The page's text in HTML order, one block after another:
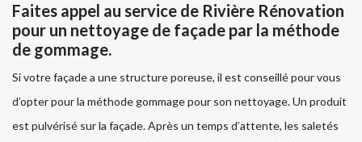
Faites appel au service de Rivière Rénovation
pour un nettoyage de façade par la méthode
de gommage.
Si votre façade a une structure poreuse, il est conseillé pour vous
d’opter pour la méthode gommage pour son nettoyage. Un produit
est pulvérisé sur la façade. Après un temps d’attente, les saletés